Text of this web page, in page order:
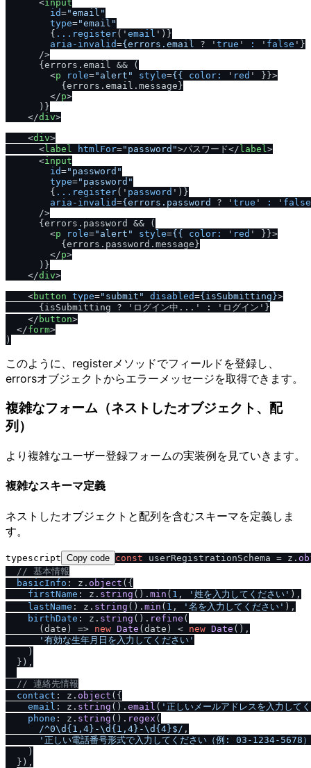
<input
id="email"
type="email"
        {
...register(' email ')}
aria-invalid={errors.email ? ' true ' : ' false '}
      />
      {errors.email && (
<p role="alert" style={{ color: ' red ' }}>
          {errors.email.message}
</p>
      )}
</div>
<div>
<label htmlFor="password">パスワード</ label >
<input
id="password"
type="password"
        {
...register(' password ')}
aria-invalid={errors.password ? ' true ' : ' false
      />
      {errors.password && (
<p role="alert" style={{ color: ' red ' }}>
          {errors.password.message}
</p>
      )}
</div>
<button type="submit" disabled={isSubmitting}>
      {isSubmitting ? 'ログイン中...' : 'ログイン'}
</ button>
</form>
このように、registerメソッドでフィールドを登録し、
errorsオブジェクトからエラーメッセージを取得できます。
複雑なフォーム（ネストしたオブジェクト、配
列）
より複雑なユーザー登録フォームの実装例を見ていきます。
複雑なスキーマ定義
ネストしたオブジェクトと配列を含むスキーマを定義しま
す。
typescript Copy code const userRegistrationSchema = z.
/ / 基本情報
basicInfo : z. object ({
firstName : z. string (). min ( 1 , '姓を入力してください' ),
lastName : z. string (). min ( 1 , '名を入力してください' ),
birthDate : z. string (). refine (
(date ) => new Date (date) < new Date (),
'有効な生年月日を入力してください'
    )
  }),
/ / 連絡先情報
contact : z. object ({
email : z. string (). email ( '正しいメールアドレスを入力して
phone : z. string (). regex (
/^0\d{1,4}-\d{1,4}-\d{4}$ / ,
'正しい電話番号形式で入力してください（例: 03-1234-5678
    )
  }),